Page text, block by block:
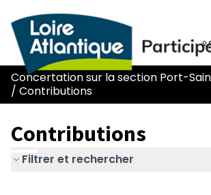
/ Contributions
Contributions
Filtrer et rechercher